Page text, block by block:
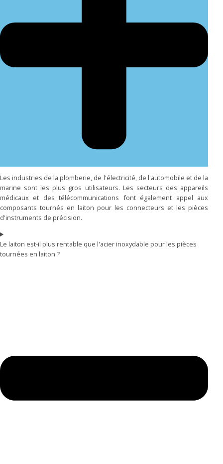
Les industries de la plomberie, de l'électricité, de l'automobile et de la
marine sont les plus gros utilisateurs. Les secteurs des appareils
médicaux et des télécommunications font également appel aux
composants tournés en laiton pour les connecteurs et les pièces
d'instruments de précision.
Le laiton est-il plus rentable que l'acier inoxydable pour les pièces
tournées en laiton ?